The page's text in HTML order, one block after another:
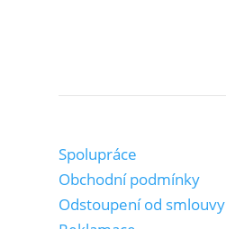
Spolupráce
Obchodní podmínky
Odstoupení od smlouvy